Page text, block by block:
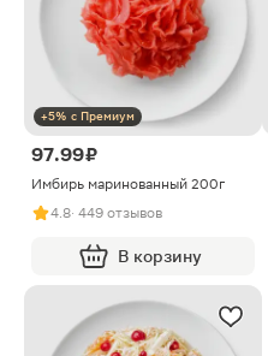
+5% с Премиум
97.99 ₽
Имбирь маринованный 200г
4.8· 449 отзывов
В корзину